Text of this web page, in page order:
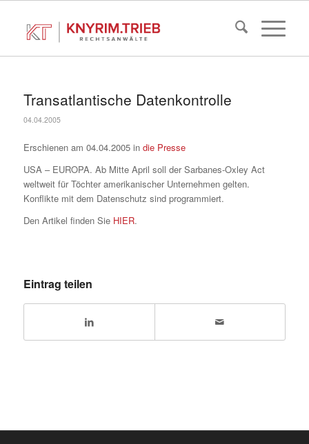
Transatlantische Datenkontrolle
04.04.2005
Erschienen am 04.04.2005 in die Presse
USA – EUROPA. Ab Mitte April soll der Sarbanes-Oxley Act
weltweit für Töchter amerikanischer Unternehmen gelten.
Konflikte mit dem Datenschutz sind programmiert.
Den Artikel finden Sie HIER.
Eintrag teilen